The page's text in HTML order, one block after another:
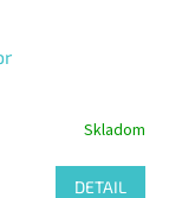
Skladom
DETAIL